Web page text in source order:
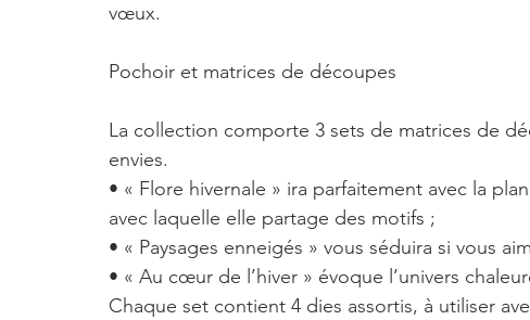
vœux.
Pochoir et matrices de découpes
La collection comporte 3 sets de matrices de
envies.
• « Flore hivernale » ira parfaitement avec la
avec laquelle elle partage des motifs ;
• « Paysages enneigés » vous séduira si vous
• « Au cœur de l’hiver » évoque l’univers
Chaque set contient 4 dies assortis, à utiliser